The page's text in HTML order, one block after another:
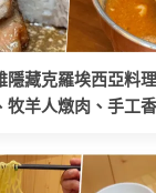
隱藏克羅埃西亞料
牧羊人燉肉、手工